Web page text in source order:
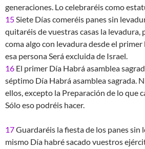
generaciones. Lo celebraréis como
15Siete Días comeréis panes sin
quitaréis de vuestras casas la levadura,
coma algo con levadura desde el
esa persona Será excluida de Israel.
16 El primer Día Habrá asamblea
séptimo Día Habrá asamblea sagrada.
ellos, excepto la Preparación de lo que
Sólo eso podréis hacer.
17Guardaréis la fiesta de los panes sin
mismo Día habré sacado vuestros